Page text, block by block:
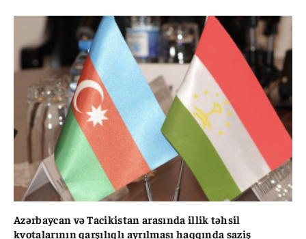
Azərbaycan və Tacikistan arasında illik təhsil
kvotalarının qarşılıqlı ayrılması haqqında saziş